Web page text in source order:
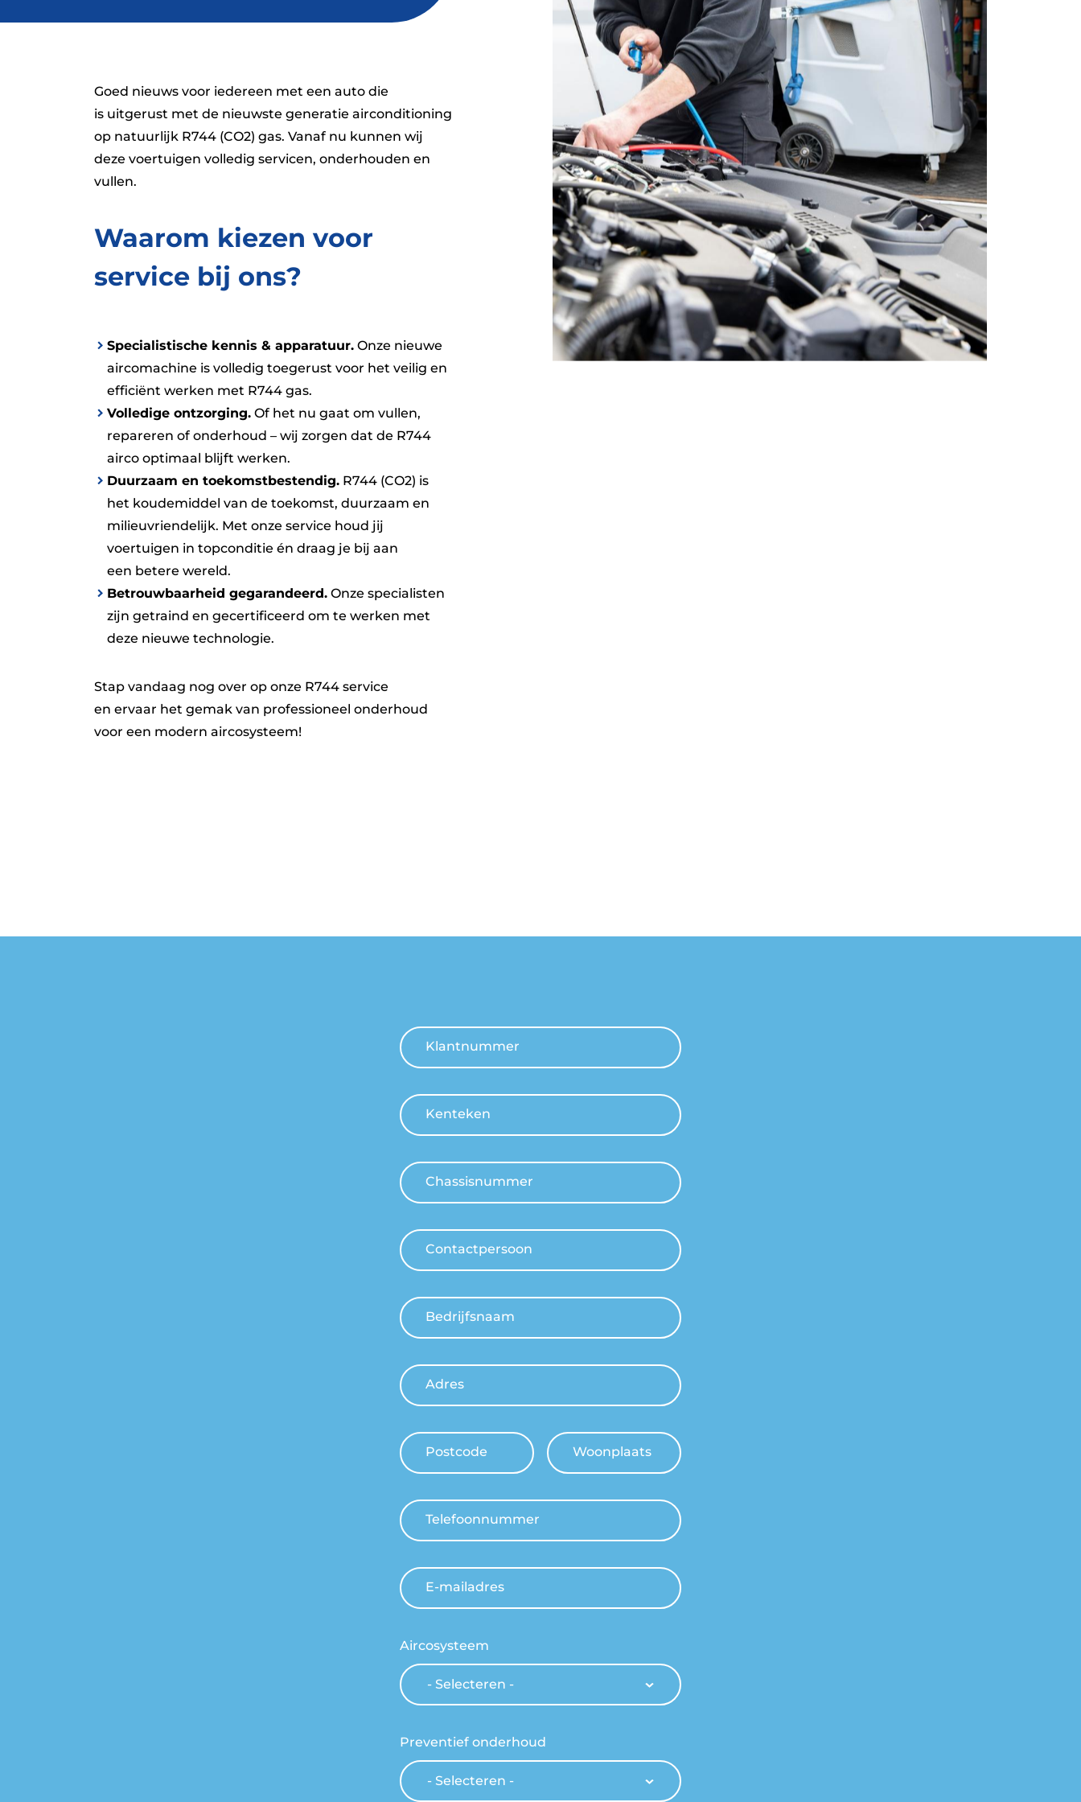
Goed nieuws voor iedereen met een auto die
is uitgerust met de nieuwste generatie airconditioning
op natuurlijk R744 (CO2) gas. Vanaf nu kunnen wij
deze voertuigen volledig servicen, onderhouden en
vullen.
Waarom kiezen voor
service bij ons?
Specialistische kennis & apparatuur. Onze nieuwe
aircomachine is volledig toegerust voor het veilig en
efficiënt werken met R744 gas.
Volledige ontzorging. Of het nu gaat om vullen,
repareren of onderhoud – wij zorgen dat de R744
airco optimaal blijft werken.
Duurzaam en toekomstbestendig. R744 (CO2) is
het koudemiddel van de toekomst, duurzaam en
milieuvriendelijk. Met onze service houd jij
voertuigen in topconditie én draag je bij aan
een betere wereld.
Betrouwbaarheid gegarandeerd. Onze specialisten
zijn getraind en gecertificeerd om te werken met
deze nieuwe technologie.
Stap vandaag nog over op onze R744 service
en ervaar het gemak van professioneel onderhoud
voor een modern aircosysteem!
Klantnummer
Kenteken
Chassisnummer
Contactpersoon
Bedrijfsnaam
Adres
Postcode Woonplaats
Telefoonnummer
E-mailadres
Aircosysteem
Preventief onderhoud